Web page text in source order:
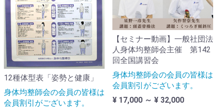
12種体型表「姿勢と健康」
身体均整師会の会員の皆様は
会員割引がございます。
【セミナー動画】一般社団法
人身体均整師会主催 第142
回全国講習会
身体均整師会の会員の皆様は
会員割引がございます。
¥ 17,000 ～ ¥ 32,000